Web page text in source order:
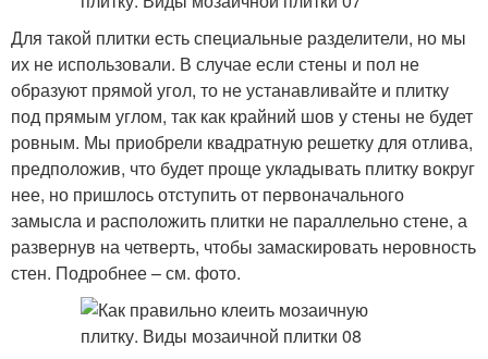
Для такой плитки есть специальные разделители, но мы
их не использовали. В случае если стены и пол не
образуют прямой угол, то не устанавливайте и плитку
под прямым углом, так как крайний шов у стены не будет
ровным. Мы приобрели квадратную решетку для отлива,
предположив, что будет проще укладывать плитку вокруг
нее, но пришлось отступить от первоначального
замысла и расположить плитки не параллельно стене, а
развернув на четверть, чтобы замаскировать неровность
стен. Подробнее – см. фото.